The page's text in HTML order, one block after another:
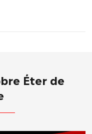
Éter de